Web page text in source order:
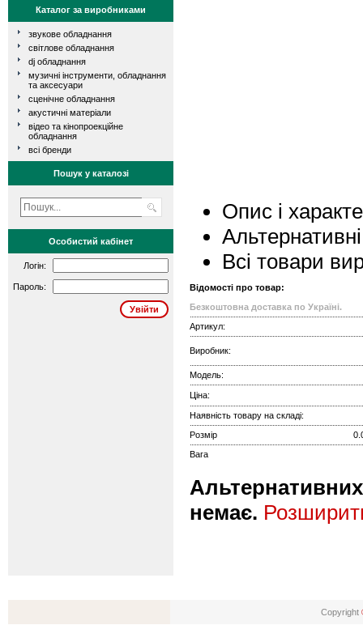
Каталог за виробниками
звукове обладнання
світлове обладнання
dj обладнання
музичні інструменти, обладнання
та аксесуари
сценічне обладнання
акустичні матеріали
відео та кінопроекційне
обладнання
всі бренди
Пошук у каталозі
Особистий кабінет
Логін:
Пароль:
Опис і
Всі товари
Відомості про товар:
Безкоштовна доставка по Україні.
Артикул:
Виробник:
Модель:
Ціна:
Наявність товару на складі:
Розмір
Вага
Альтернативних
немає.
Copyright